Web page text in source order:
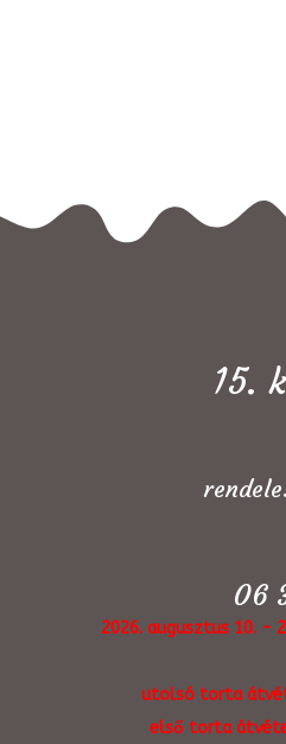
15.
06
2026. augusztus 10. -
utolsó torta
első torta